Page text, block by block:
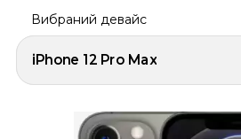
Вибраний девайс
iPhone 12 Pro Max